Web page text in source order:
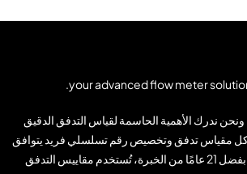
في عام 2003، ونحن ندرك الأهمية الحاسمة لقياس التدفق الدقيق
كل مقياس تدفق وتخصيص رقم تسلسلي فريد يتوافق
مع جميع بيانات المعايرة. بفضل 21 عامًا من الخبرة، تُستخدم مقاييس التدفق